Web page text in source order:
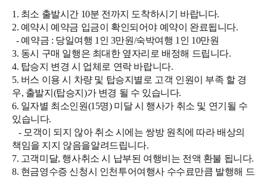
1. 최소 출발시간 10분 전까지 도착하시기 바랍니다.
2. 예약시 예약금 입금이 확인되어야 예약이 완료됩니다.
- 예약금 : 당일여행 1인 3만원/숙박여행 1인 10만원
3. 동시 구매 일행은 최대한 옆자리로 배정해 드립니다.
4. 탑승지 변경 시 업체로 연락 바랍니다.
5. 버스 이용 시 차량 및 탑승지별로 고객 인원이 부족 할 경
우, 출발지(탑승지)가 변경 될 수 있습니다.
6. 일자별 최소인원(15명) 미달 시 행사가 취소 및 연기될 수
있습니다.
- 모객이 되지 않아 취소 시에는 쌍방 원칙에 따라 배상의
책임을 지지 않음을알려드립니다.
7. 고객미달, 행사취소 시 납부된 여행비는 전액 환불 됩니다.
8. 현금영수증 신청시 인천투어여행사 수수료만큼 발행해 드